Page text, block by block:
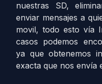
nuestras SD,
enviar mensajes a
movil, todo esto vía
casos podemos
ya que obtenemos
exacta que nos envía